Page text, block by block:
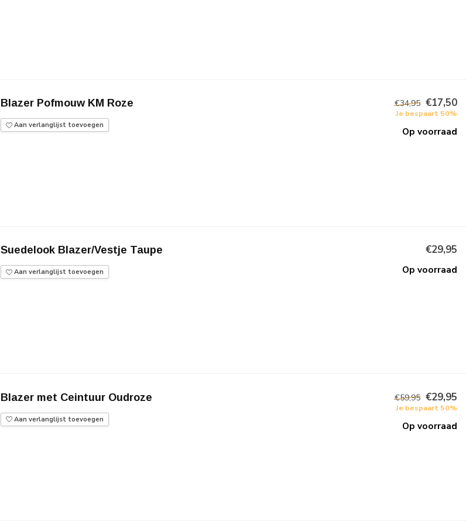
Blazer Pofmouw KM Roze
Aan verlanglijst toevoegen
€34,95 €17,50
Je bespaart 50%
Op voorraad
Suedelook Blazer/Vestje Taupe
Aan verlanglijst toevoegen
€29,95
Op voorraad
Blazer met Ceintuur Oudroze
Aan verlanglijst toevoegen
€59,95 €29,95
Je bespaart 50%
Op voorraad